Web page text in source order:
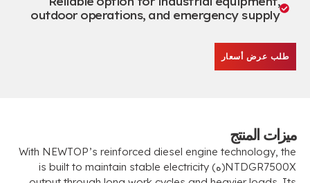
outdoor operations, and emergency supply
طلب عرض أسعار
ميزات المنتج
With NEWTOP’s reinforced diesel engine technology, the
NTDGR7500X(ه) is built to maintain stable electricity